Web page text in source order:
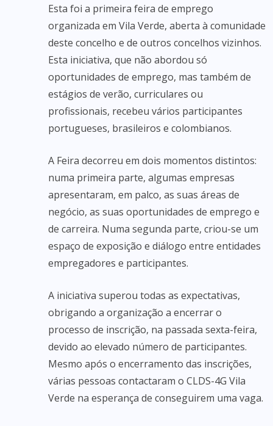
Esta foi a primeira feira de emprego
organizada em Vila Verde, aberta à comunidade
deste concelho e de outros concelhos vizinhos.
Esta iniciativa, que não abordou só
oportunidades de emprego, mas também de
estágios de verão, curriculares ou
profissionais, recebeu vários participantes
portugueses, brasileiros e colombianos.
A Feira decorreu em dois momentos distintos:
numa primeira parte, algumas empresas
apresentaram, em palco, as suas áreas de
negócio, as suas oportunidades de emprego e
de carreira. Numa segunda parte, criou-se um
espaço de exposição e diálogo entre entidades
empregadores e participantes.
A iniciativa superou todas as expectativas,
obrigando a organização a encerrar o
processo de inscrição, na passada sexta-feira,
devido ao elevado número de participantes.
Mesmo após o encerramento das inscrições,
várias pessoas contactaram o CLDS-4G Vila
Verde na esperança de conseguirem uma vaga.